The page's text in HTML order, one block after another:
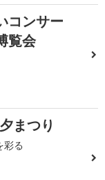
コンサー
覧会
まつり
彩る